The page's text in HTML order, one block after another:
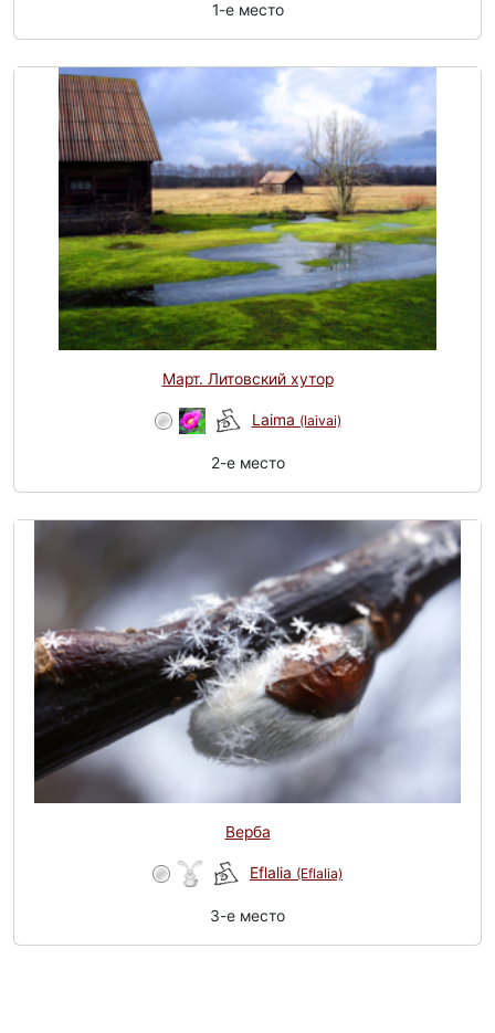
1-e место
Март. Литовский хутор
Laima (laivai)
2-e место
Верба
Eflalia (Eflalia)
3-e место